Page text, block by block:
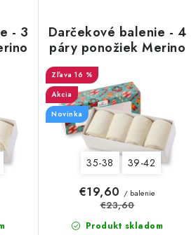
- 3
Darčekové balenie - 4
páry ponožiek Merino
Natural Wool 5
dámske, krémové
16 %
Akcia
Novinka
35-38 39-42
Produkt skladom
€19,60 / balenie
€23,60